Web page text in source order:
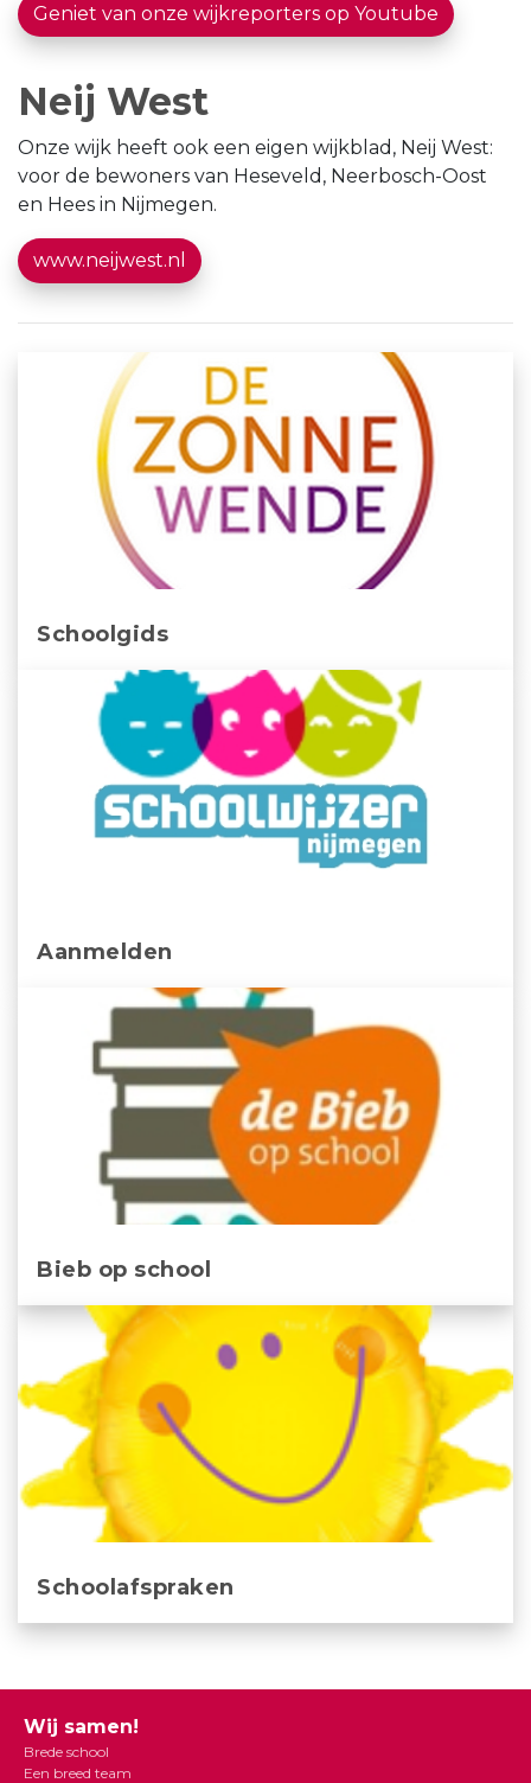
Geniet van onze wijkreporters op Youtube
Neij West
Onze wijk heeft ook een eigen wijkblad, Neij West:
voor de bewoners van Heseveld, Neerbosch-Oost
en Hees in Nijmegen.
www.neijwest.nl
Schoolgids
Aanmelden
Bieb op school
Schoolafspraken
Wij samen!
Brede school
Een breed team